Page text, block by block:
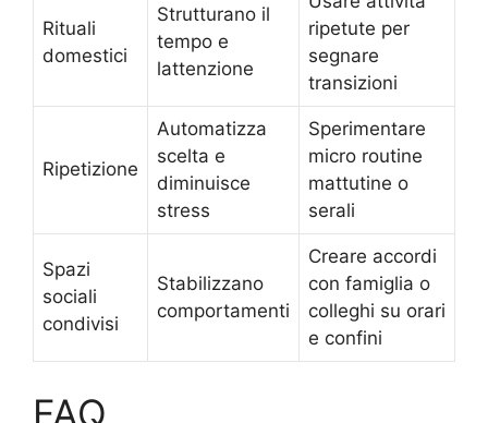
Rituali
domestici
Strutturano il
tempo e
lattenzione
ripetute per
segnare
transizioni
Ripetizione
Automatizza
scelta e
diminuisce
stress
Sperimentare
micro routine
mattutine o
serali
Spazi
sociali
condivisi
Stabilizzano
comportamenti
Creare accordi
con famiglia o
colleghi su orari
e confini
FAQ